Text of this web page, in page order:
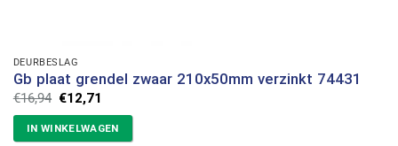
DEURBESLAG
Gb plaat grendel zwaar 210x50mm verzinkt 74431
€16,94 Oorspronkelijke
prijs
was:
€16,94.
€12,71
is:
€12,71.
IN WINKELWAGEN